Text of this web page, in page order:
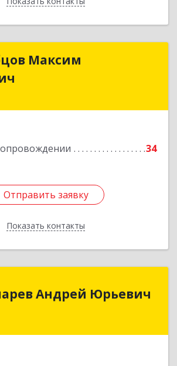
Максим
34
Отправить заявку
Показать контакты
ИП Жеребцов Максим
Подробнее
Отправить заявку
Назад
Андрей Юрьевич
Андрей Юрьевич
край, Верещагинский р-н,